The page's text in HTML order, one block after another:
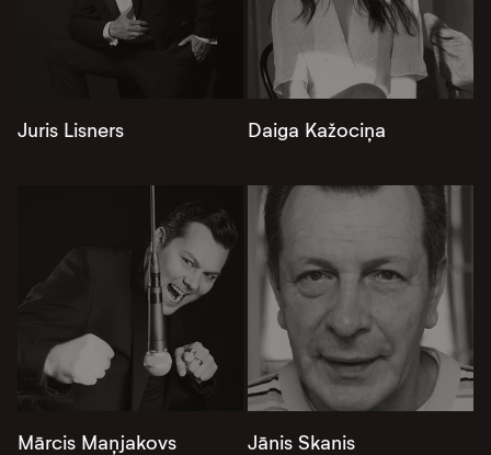
Juris Lisners Daiga Kažociņa
Mārcis Maņjakovs Jānis Skanis